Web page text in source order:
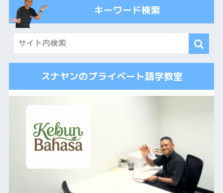
キーワード検索
スナヤンのプライベート語学教室